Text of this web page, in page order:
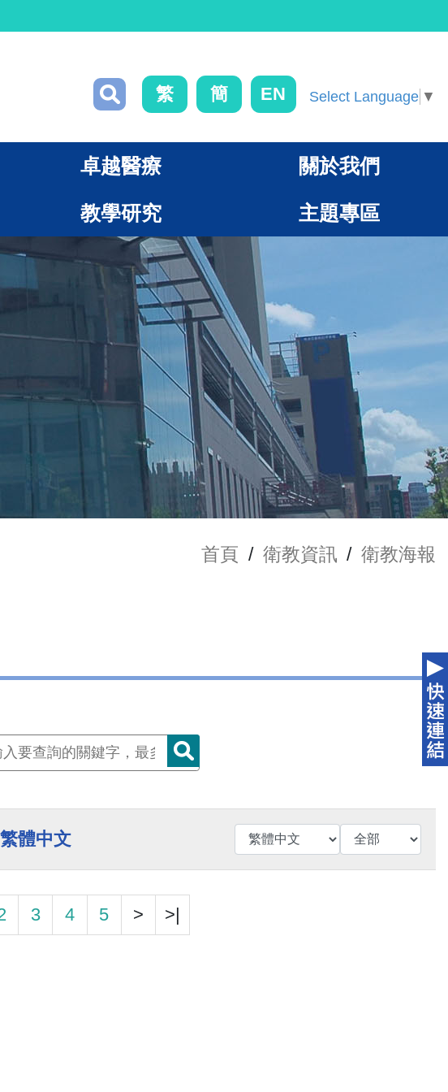
繁 簡 EN Select Language ▼
卓越醫療 關於我們
教學研究 主題專區
首頁 / 衛教資訊 / 衛教海報
體中文
3 4 5 > >|